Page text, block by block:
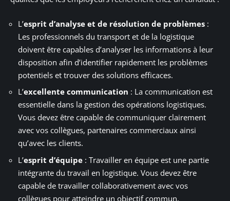
L’esprit d’analyse et de résolution de problèmes :
Les professionnels du transport et de la logistique
doivent être capables d’analyser les informations à leur
disposition afin d’identifier rapidement les problèmes
potentiels et trouver des solutions efficaces.
L’excellente communication : La communication est
essentielle dans la gestion des opérations logistiques.
Vous devez être capable de communiquer clairement
avec vos collègues, partenaires commerciaux ainsi
qu’avec les clients.
L’esprit d’équipe : Travailler en équipe est une partie
intégrante du travail en logistique. Vous devez être
capable de travailler collaborativement avec vos
collègues pour atteindre un objectif commun.